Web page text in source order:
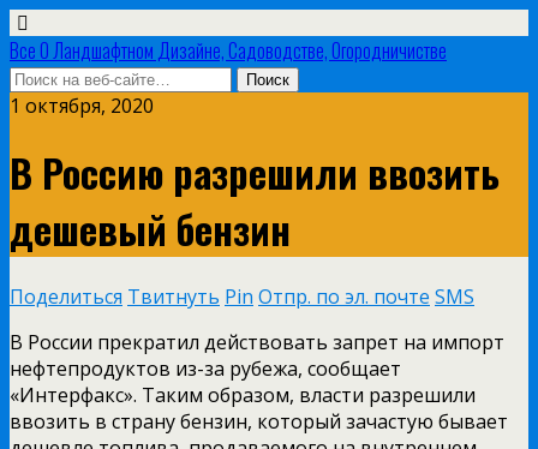
Все О Ландшафтном Дизайне, Садоводстве, Огородничистве
1 октября, 2020
В Россию разрешили ввозить
дешевый бензин
Поделиться Твитнуть Pin Отпр. по эл. почте SMS
В России прекратил действовать запрет на импорт
нефтепродуктов из-за рубежа, сообщает
«Интерфакс». Таким образом, власти разрешили
ввозить в страну бензин, который зачастую бывает